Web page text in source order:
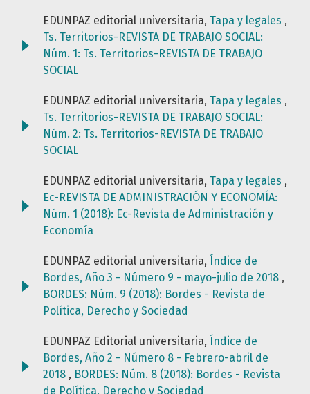
EDUNPAZ editorial universitaria, Tapa y legales ,
Ts. Territorios-REVISTA DE TRABAJO SOCIAL:
Núm. 1: Ts. Territorios-REVISTA DE TRABAJO
SOCIAL
EDUNPAZ editorial universitaria, Tapa y legales ,
Ts. Territorios-REVISTA DE TRABAJO SOCIAL:
Núm. 2: Ts. Territorios-REVISTA DE TRABAJO
SOCIAL
EDUNPAZ editorial universitaria, Tapa y legales ,
Ec-REVISTA DE ADMINISTRACIÓN Y ECONOMÍA:
Núm. 1 (2018): Ec-Revista de Administración y
Economía
EDUNPAZ editorial universitaria,
Índice de
Bordes, Año 3 - Número 9 - mayo-julio de 2018 ,
BORDES: Núm. 9 (2018): Bordes - Revista de
Política, Derecho y Sociedad
EDUNPAZ Editorial universitaria,
Índice de
Bordes, Año 2 - Número 8 - Febrero-abril de
2018 , BORDES: Núm. 8 (2018): Bordes - Revista
de Política, Derecho y Sociedad